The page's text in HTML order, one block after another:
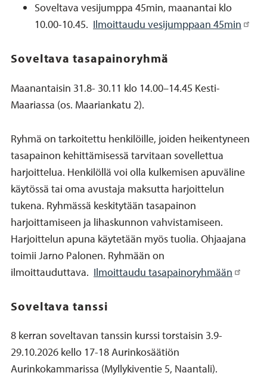
Soveltava vesijumppa 45min, maanantai klo
10.00-10.45. Ilmoittaudu vesijumppaan 45min
Soveltava tasapainoryhmä
Maanantaisin 31.8- 30.11 klo 14.00–14.45 Kesti-
Maariassa (os. Maariankatu 2).
Ryhmä on tarkoitettu henkilöille, joiden heikentyneen
tasapainon kehittämisessä tarvitaan sovellettua
harjoittelua. Henkilöllä voi olla kulkemisen apuväline
käytössä tai oma avustaja maksutta harjoittelun
tukena. Ryhmässä keskitytään tasapainon
harjoittamiseen ja lihaskunnon vahvistamiseen.
Harjoittelun apuna käytetään myös tuolia. Ohjaajana
toimii Jarno Palonen. Ryhmään on
ilmoittauduttava. Ilmoittaudu tasapainoryhmään
Soveltava tanssi
8 kerran soveltavan tanssin kurssi torstaisin 3.9-
29.10.2026 kello 17-18 Aurinkosäätiön
Aurinkokammarissa (Myllykiventie 5, Naantali).